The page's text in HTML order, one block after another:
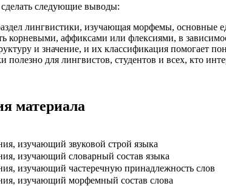
следующие выводы:
лингвистики, изучающая морфемы, основные
аффиксами или флексиями, в
и значение, и их классификация помогает
для лингвистов, студентов и всех, кто
материала
изучающий звуковой строй языка
изучающий словарный состав языка
изучающий частеречную принадлежность слов
изучающий морфемный состав слова